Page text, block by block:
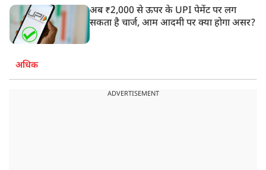
अब ₹2,000 से ऊपर के UPI पेमेंट पर लग
सकता है चार्ज, आम आदमी पर क्या होगा असर?
अधिक
ADVERTISEMENT